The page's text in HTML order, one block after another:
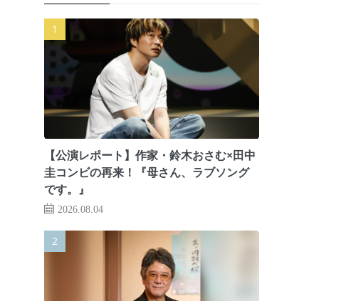
【公演レポート】作家・鈴木おさむ×田中
圭コンビの再来！『母さん、ラブソング
です。』
2026.08.04